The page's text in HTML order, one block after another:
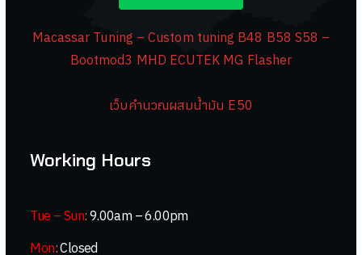
Macassar Tuning – Custom tuning B48 B58 S58 –
Bootmod3 MHD ECUTEK MG Flasher
เว็บคำนวณผสมน้ำมัน E50
Working Hours
Tue – Sun: 9.00am – 6.00pm
Mon:Closed